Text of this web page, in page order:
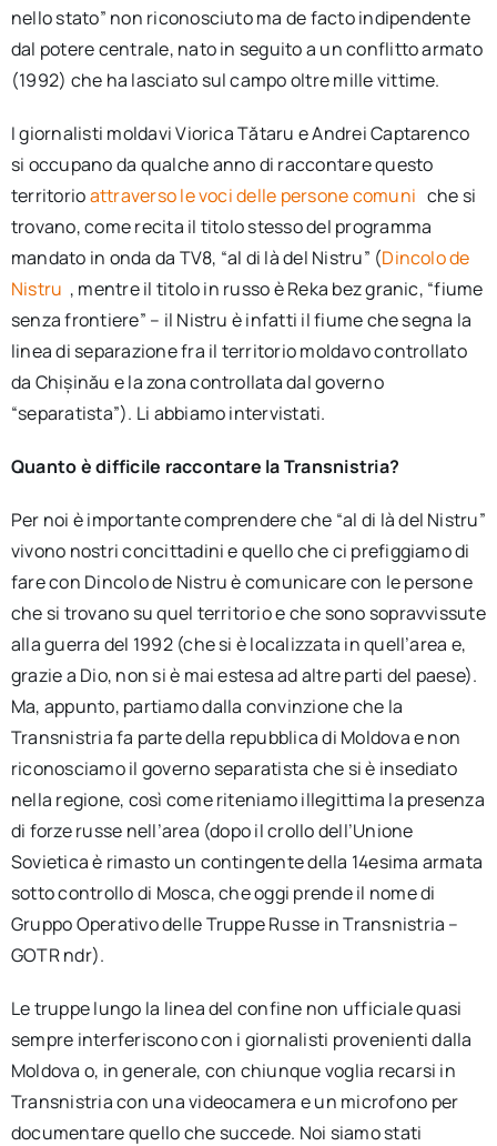
nello stato” non riconosciuto ma de facto indipendente
dal potere centrale, nato in seguito a un conflitto armato
(1992) che ha lasciato sul campo oltre mille vittime.
I giornalisti moldavi Viorica Tătaru e Andrei Captarenco
si occupano da qualche anno di raccontare questo
territorioattraverso le voci delle persone comuni che si
trovano, come recita il titolo stesso del programma
mandato in onda da TV8, “al di là del Nistru” (Dincolo de
Nistru , mentre il titolo in russo è Reka bez granic, “fiume
senza frontiere” – il Nistru è infatti il fiume che segna la
linea di separazione fra il territorio moldavo controllato
da Chișinău e la zona controllata dal governo
“separatista”). Li abbiamo intervistati.
Quanto è difficile raccontare la Transnistria?
Per noi è importante comprendere che “al di là del Nistru”
vivono nostri concittadini e quello che ci prefiggiamo di
fare con Dincolo de Nistru è comunicare con le persone
che si trovano su quel territorio e che sono sopravvissute
alla guerra del 1992 (che si è localizzata in quell’area e,
grazie a Dio, non si è mai estesa ad altre parti del paese).
Ma, appunto, partiamo dalla convinzione che la
Transnistria fa parte della repubblica di Moldova e non
riconosciamo il governo separatista che si è insediato
nella regione, così come riteniamo illegittima la presenza
di forze russe nell’area (dopo il crollo dell’Unione
Sovietica è rimasto un contingente della 14esima armata
sotto controllo di Mosca, che oggi prende il nome di
Gruppo Operativo delle Truppe Russe in Transnistria –
GOTR ndr).
Le truppe lungo la linea del confine non ufficiale quasi
sempre interferiscono con i giornalisti provenienti dalla
Moldova o, in generale, con chiunque voglia recarsi in
Transnistria con una videocamera e un microfono per
documentare quello che succede. Noi siamo stati